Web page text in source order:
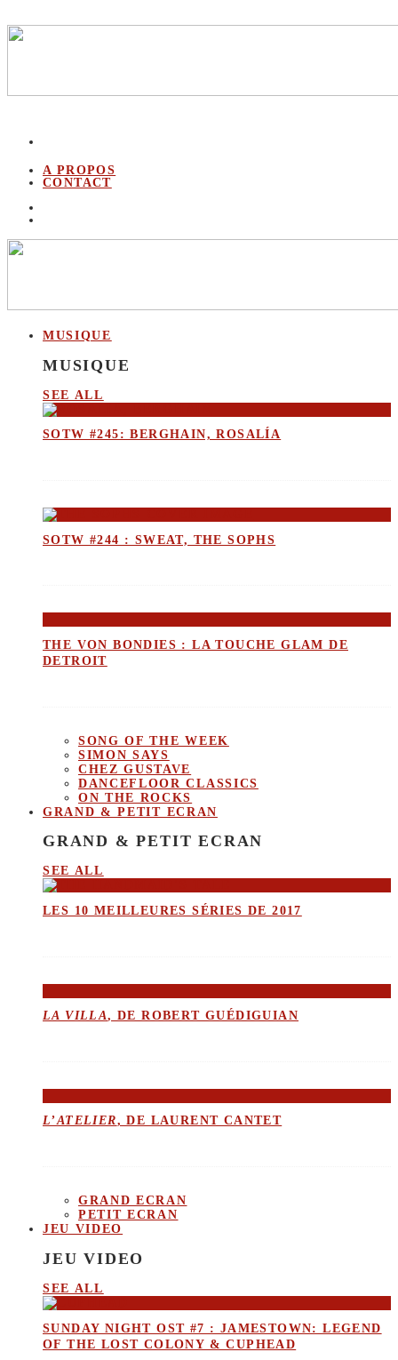
A PROPOS
CONTACT
MUSIQUE
MUSIQUE
SEE ALL
SOTW #245: BERGHAIN, ROSALÍA
SOTW #244 : SWEAT, THE SOPHS
THE VON BONDIES : LA TOUCHE GLAM DE
DETROIT
SONG OF THE WEEK
SIMON SAYS
CHEZ GUSTAVE
DANCEFLOOR CLASSICS
ON THE ROCKS
GRAND & PETIT ECRAN
GRAND & PETIT ECRAN
SEE ALL
LES 10 MEILLEURES SÉRIES DE 2017
LA VILLA, DE ROBERT GUÉDIGUIAN
L’ATELIER, DE LAURENT CANTET
GRAND ECRAN
PETIT ECRAN
JEU VIDEO
JEU VIDEO
SEE ALL
SUNDAY NIGHT OST #7 : JAMESTOWN: LEGEND
OF THE LOST COLONY & CUPHEAD